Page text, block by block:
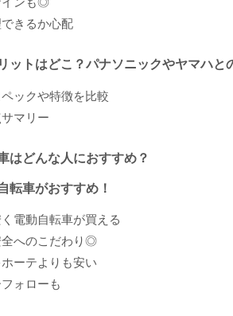
きるか心配
ットはどこ？パナソニックやヤマハと
ックや特徴を比較
マリー
はどんな人におすすめ？
転車がおすすめ！
電動自転車が買える
全へのこだわり◎
ーテよりも安い
ォローも